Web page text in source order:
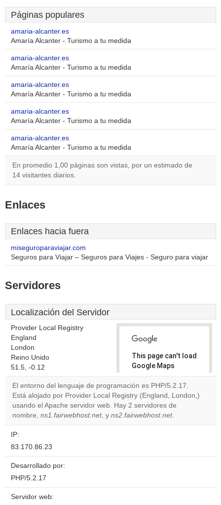
Páginas populares
amaria-alcanter.es
Amaría Alcanter - Turismo a tu medida
amaria-alcanter.es
Amaría Alcanter - Turismo a tu medida
amaria-alcanter.es
Amaría Alcanter - Turismo a tu medida
amaria-alcanter.es
Amaría Alcanter - Turismo a tu medida
amaria-alcanter.es
Amaría Alcanter - Turismo a tu medida
En promedio 1,00 páginas son vistas, por un estimado de
14 visitantes diarios.
Enlaces
Enlaces hacia fuera
miseguroparaviajar.com
Seguros para Viajar – Seguros para Viajes - Seguro para viajar
Servidores
Localización del Servidor
Provider Local Registry
England
London
Reino Unido
51.5, -0.12
This page can't load
Google Maps
correctly.
Do you
own this
website?
El entorno del lenguaje de programación es PHP/5.2.17.
Está alojado por Provider Local Registry (England, London,)
usando el Apache servidor web. Hay 2 servidores de
nombre, ns1.fairwebhost.net, y ns2.fairwebhost.net.
IP:
83.170.86.23
Desarrollado por:
PHP/5.2.17
Servidor web: